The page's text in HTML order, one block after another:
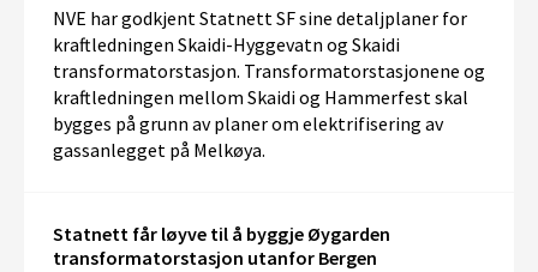
NVE har godkjent Statnett SF sine detaljplaner for
kraftledningen Skaidi-Hyggevatn og Skaidi
transformatorstasjon. Transformatorstasjonene og
kraftledningen mellom Skaidi og Hammerfest skal
bygges på grunn av planer om elektrifisering av
gassanlegget på Melkøya.
Statnett får løyve til å byggje Øygarden
transformatorstasjon utanfor Bergen